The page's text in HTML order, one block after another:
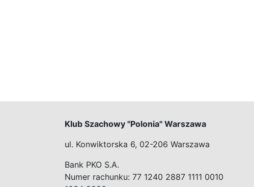
Klub Szachowy "Polonia" Warszawa
ul. Konwiktorska 6, 02-206 Warszawa
Bank PKO S.A.
Numer rachunku: 77 1240 2887 1111 0010